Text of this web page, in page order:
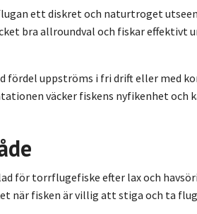
ett diskret och naturtroget
bra allroundval och fiskar effektivt
fördel uppströms i fri drift eller med
väcker fiskens nyfikenhet
för torrflugefiske efter lax och
när fisken är villig att stiga och ta